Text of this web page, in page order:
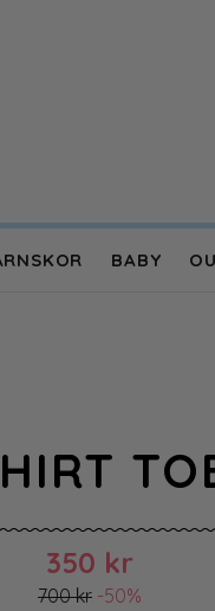
BABY
350 kr
700 kr -50%